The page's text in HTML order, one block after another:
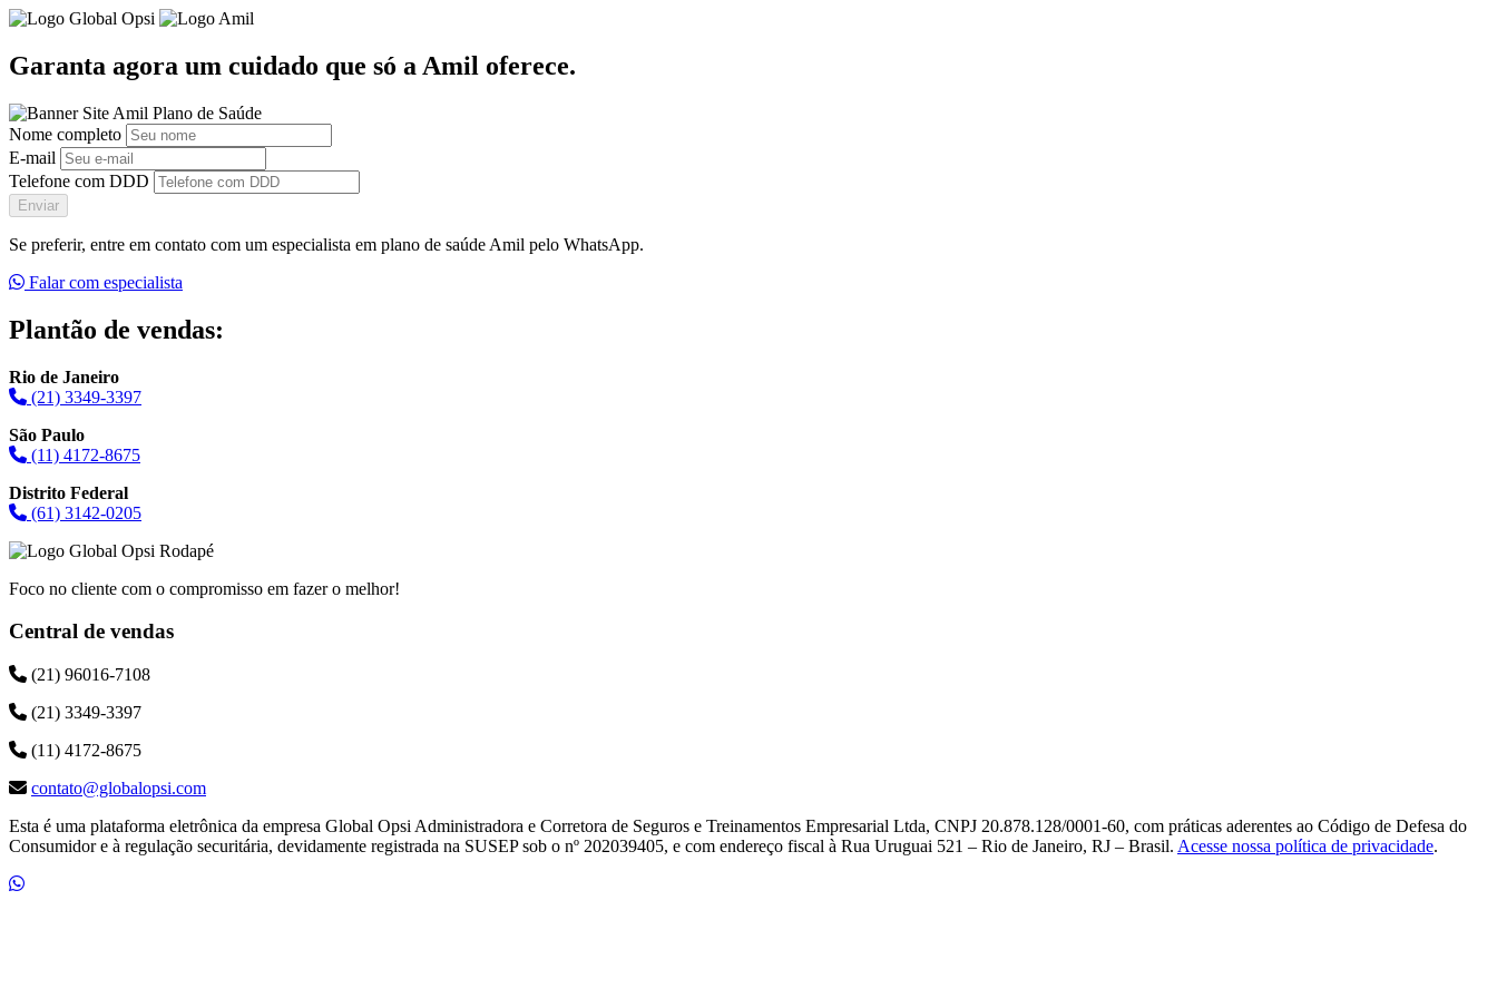
Garanta agora um cuidado que só a Amil oferece.
Nome completo
E-mail
Telefone com DDD
Enviar
Se preferir, entre em contato com um especialista em plano de saúde Amil pelo WhatsApp.
Falar com especialista
Plantão de vendas:
Rio de Janeiro
(21) 3349-3397
São Paulo
(11) 4172-8675
Distrito Federal
(61) 3142-0205
Foco no cliente com o compromisso em fazer o melhor!
Central de vendas
(21) 96016-7108
(21) 3349-3397
(11) 4172-8675
contato@globalopsi.com
Esta é uma plataforma eletrônica da empresa Global Opsi Administradora e Corretora de Seguros e Treinamentos Empresarial Ltda, CNPJ 20.878.128/0001-60, com práticas aderentes ao Código de Defesa do
Consumidor e à regulação securitária, devidamente registrada na SUSEP sob o nº 202039405, e com endereço fiscal à Rua Uruguai 521 – Rio de Janeiro, RJ – Brasil. Acesse nossa política de privacidade.